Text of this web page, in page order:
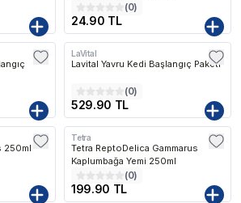
(0)
24.90 TL
LaVital
Lavital Yavru Kedi Başlangıç Paketi
(0)
529.90 TL
250ml -
Tetra
Tetra ReptoDelica Gammarus
Kaplumbağa Yemi 250ml
(0)
199.90 TL